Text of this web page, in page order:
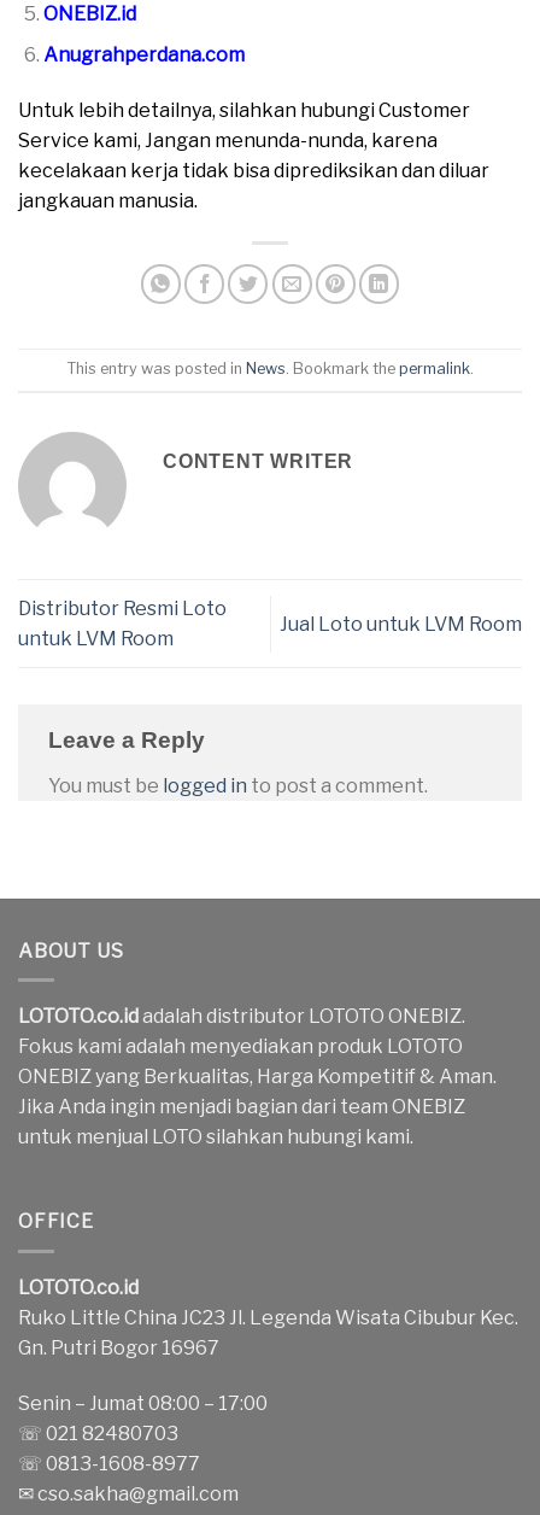
ONEBIZ.id
Anugrahperdana.com
Untuk lebih detailnya, silahkan hubungi Customer
Service kami, Jangan menunda-nunda, karena
kecelakaan kerja tidak bisa diprediksikan dan diluar
jangkauan manusia.
This entry was posted in News. Bookmark the permalink.
CONTENT WRITER
Distributor Resmi Loto
untuk LVM Room
Jual Loto untuk LVM Room
Leave a Reply
You must be logged in to post a comment.
ABOUT US
LOTOTO.co.id adalah distributor LOTOTO ONEBIZ.
Fokus kami adalah menyediakan produk LOTOTO
ONEBIZ yang Berkualitas, Harga Kompetitif & Aman.
Jika Anda ingin menjadi bagian dari team ONEBIZ
untuk menjual LOTO silahkan hubungi kami.
OFFICE
LOTOTO.co.id
Ruko Little China JC23 Jl. Legenda Wisata Cibubur Kec.
Gn. Putri Bogor 16967
Senin – Jumat 08:00 – 17:00
☏ 021 82480703
☏ 0813-1608-8977
✉cso.sakha@gmail.com